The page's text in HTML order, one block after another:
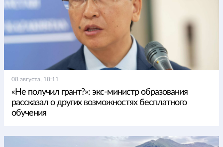
08 августа, 18:11
«Не получил грант?»: экс-министр образования
рассказал о других возможностях бесплатного
обучения